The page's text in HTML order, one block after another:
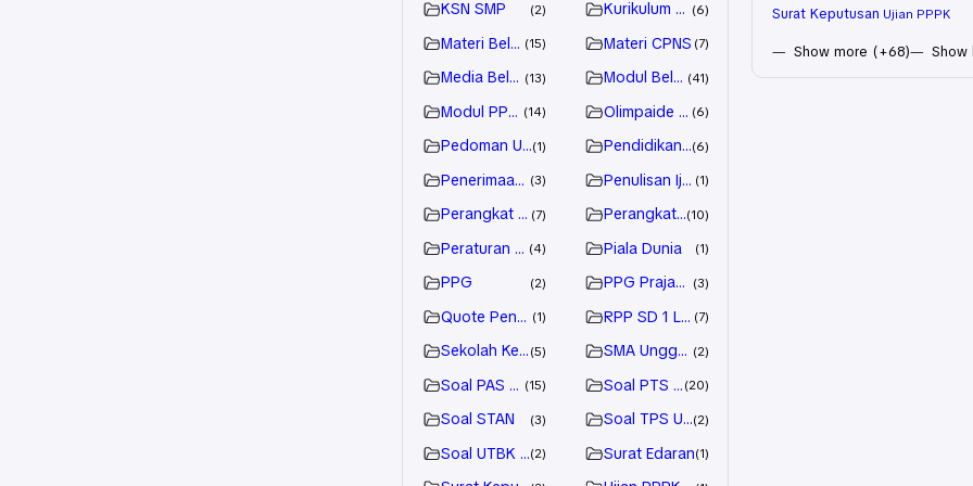
KSN SMP 2 Kurikulum Merdeka
6
Materi Belajar SD
15 Materi CPNS 7
Media Belajar13 Modul Belajar41
Modul PPT SD
14 Olimpaide Sains Nasional (OSN)
6
Pedoman Upacara
1 Pendidikan Agama
6
Penerimaan Pegawai
3 Penulisan Ijazah
1
Perangkat Pembelajaran
7 Perangkat Pembelajaran SD
10
Peraturan Pemerintah
4 Piala Dunia 1
PPG 2 PPG Prajabatan
3
Quote Pendidikan
1 RPP SD 1 Lembar
7
Sekolah Kedinasan
5 SMA Unggulan
2
Soal PAS SD15 Soal PTS SD20
Soal STAN 3 Soal TPS UTBK
2
Soal UTBK SBMPTN
2 Surat Edaran 1
Surat Keputusan Ujian PPPK
Show more (+68) Show